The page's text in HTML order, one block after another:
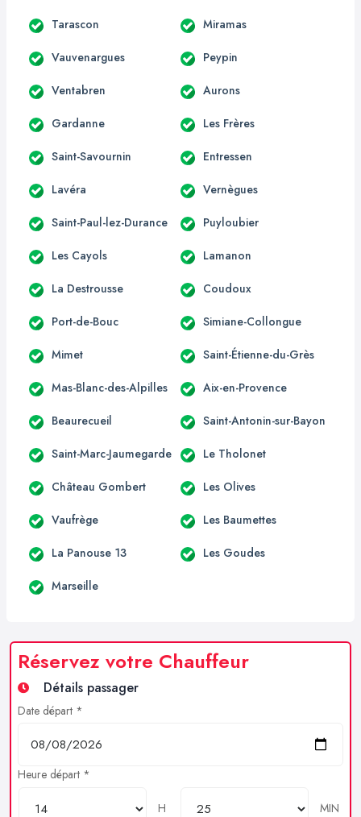
Tarascon Miramas
Vauvenargues Peypin
Ventabren Aurons
Gardanne Les Frères
Saint-Savournin Entressen
Lavéra Vernègues
Saint-Paul-lez-Durance Puyloubier
Les Cayols Lamanon
La Destrousse Coudoux
Port-de-Bouc Simiane-Collongue
Mimet Saint-Étienne-du-Grès
Mas-Blanc-des-Alpilles Aix-en-Provence
Beaurecueil Saint-Antonin-sur-Bayon
Saint-Marc-Jaumegarde Le Tholonet
Château Gombert Les Olives
Vaufrège Les Baumettes
La Panouse 13 Les Goudes
Marseille
Réservez votre Chauffeur
Détails passager
Date départ *
Heure départ *
H
MIN